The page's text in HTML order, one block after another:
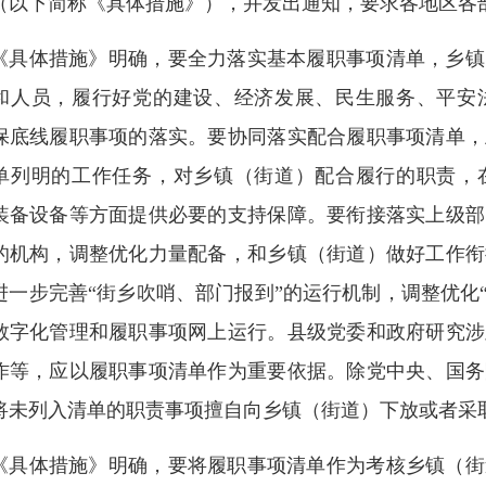
具体措施》明确，要全力落实基本履职事项清单，乡
人员，履行好党的建设、经济发展、民生服务、平
底线履职事项的落实。要协同落实配合履职事项清单
列明的工作任务，对乡镇（街道）配合履行的职责
备设备等方面提供必要的支持保障。要衔接落实上级
机构，调整优化力量配备，和乡镇（街道）做好工作
一步完善“街乡吹哨、部门报到”的运行机制，调整优
字化管理和履职事项网上运行。县级党委和政府研究
等，应以履职事项清单作为重要依据。除党中央、国
未列入清单的职责事项擅自向乡镇（街道）下放或者
具体措施》明确，要将履职事项清单作为考核乡镇（